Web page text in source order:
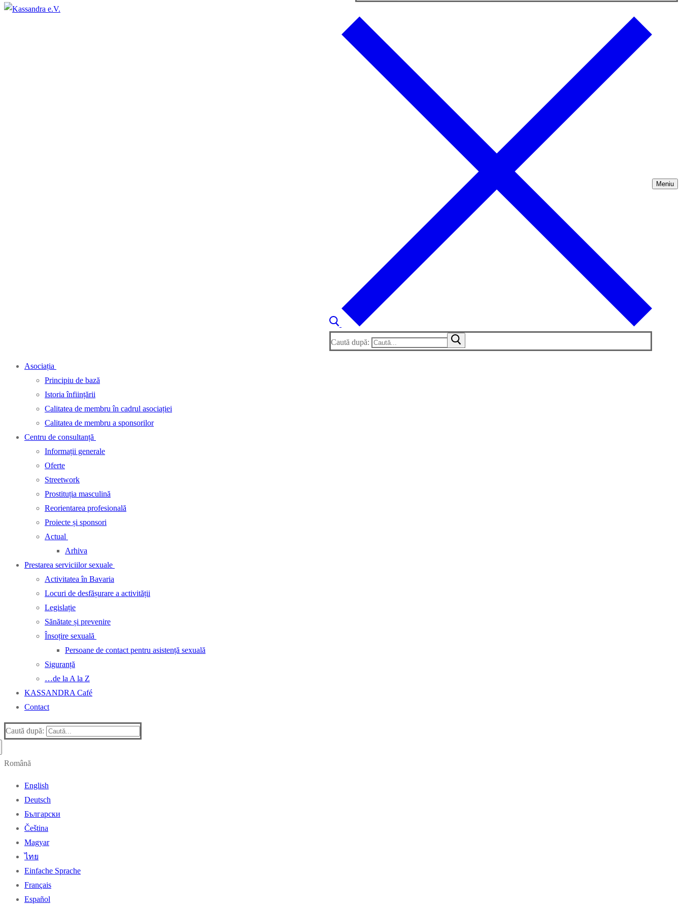
Caută după:
Meniu
Asociația
Principiu de bază
Istoria înființării
Calitatea de membru în cadrul asociației
Calitatea de membru a sponsorilor
Centru de consultanță
Informații generale
Oferte
Streetwork
Prostituția masculină
Reorientarea profesională
Proiecte și sponsori
Actual
Arhiva
Prestarea serviciilor sexuale
Activitatea în Bavaria
Locuri de desfășurare a activității
Legislație
Sănătate și prevenire
Însoțire sexuală
Persoane de contact pentru asistență sexuală
Siguranță
…de la A la Z
KASSANDRA Café
Contact
Caută după:
Română
English
Deutsch
Български
Čeština
Magyar
ไทย
Einfache Sprache
Français
Español